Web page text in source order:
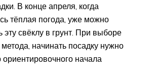
В конце апреля, когда
тёплая погода, уже можно
эту свёклу в грунт. При выборе
начинать посадку нужно
начала